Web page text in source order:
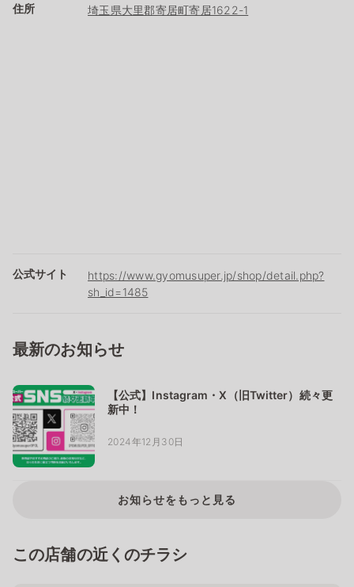
住所 埼玉県大里郡寄居町寄居1622-1
公式サイト
https://www.gyomusuper.jp/shop/detail.php?
sh_id=1485
最新のお知らせ
【公式】Instagram・X（旧Twitter）続々更
新中！
2024年12月30日
お知らせをもっと見る
この店舗の近くのチラシ